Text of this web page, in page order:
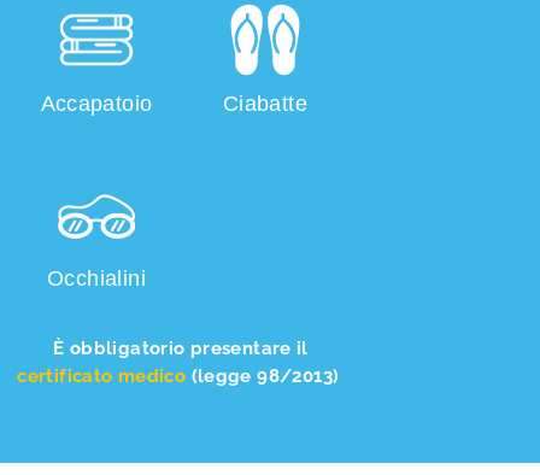
Accapatoio Ciabatte
Occhialini
È obbligatorio presentare il
certificato medico (legge 98/2013)